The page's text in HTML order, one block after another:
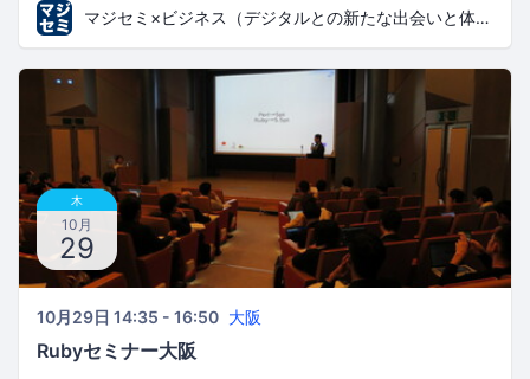
マジセミ×ビジネス（デジタルとの新たな出会いと体験）
木
10月
29
10月29日 14:35 - 16:50 大阪
Rubyセミナー大阪